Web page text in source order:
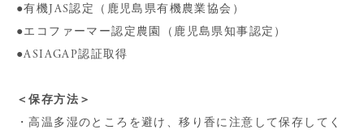
●有機JAS認定（鹿児島県有機農業協会）
●エコファーマー認定農園（鹿児島県知事認定）
●ASIAGAP認証取得
＜保存方法＞
・高温多湿のところを避け、移り香に注意して保存してく